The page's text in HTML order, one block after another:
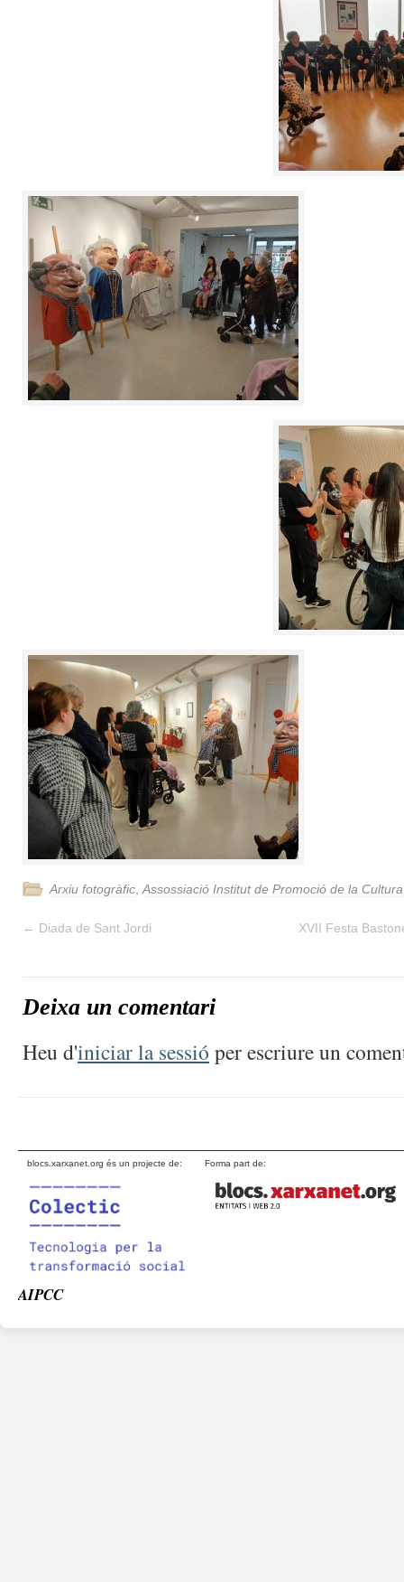
Arxiu fotogràfic Assossiació Institut de Promoció de la
← Diada de Sant Jordi XVII Festa
Deixa un comentari
Heu d'iniciar la sessió per escriure un
blocs.xarxanet.org és un projecte de: Forma part de:
AIPCC